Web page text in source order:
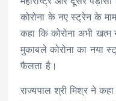
कोरोना के नए स्ट्रेन के
कहा कि कोरोना अभी
मुकाबले कोरोना का नया
फैलता है।
राज्यपाल श्री मिश्र ने